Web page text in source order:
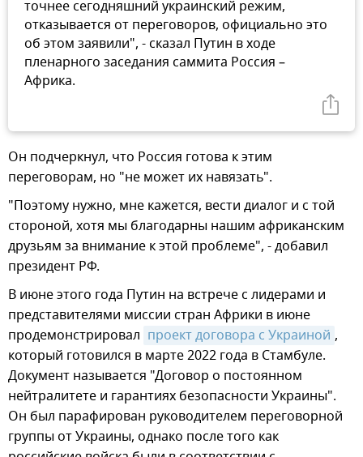
точнее сегодняшний украинский режим,
отказывается от переговоров, официально это
об этом заявили", - сказал Путин в ходе
пленарного заседания саммита Россия –
Африка.
Он подчеркнул, что Россия готова к этим
переговорам, но "не может их навязать".
"Поэтому нужно, мне кажется, вести диалог и с той
стороной, хотя мы благодарны нашим африканским
друзьям за внимание к этой проблеме", - добавил
президент РФ.
В июне этого года Путин на встрече с лидерами и
представителями миссии стран Африки в июне
продемонстрировал проект договора с Украиной ,
который готовился в марте 2022 года в Стамбуле.
Документ называется "Договор о постоянном
нейтралитете и гарантиях безопасности Украины".
Он был парафирован руководителем переговорной
группы от Украины, однако после того как